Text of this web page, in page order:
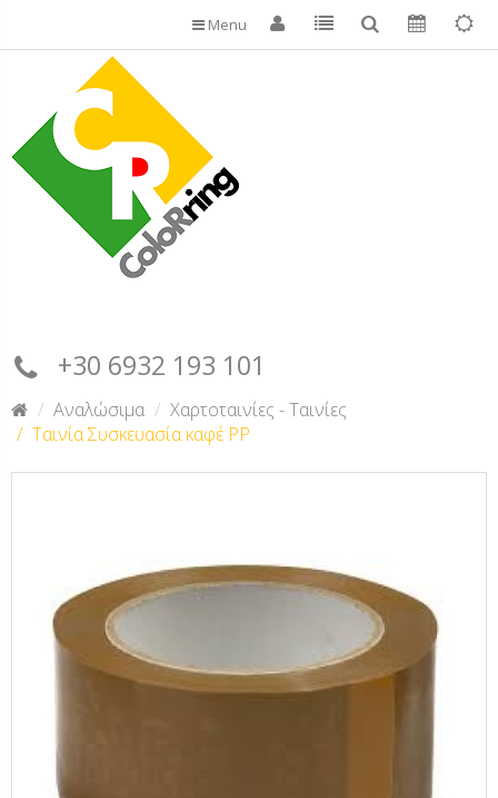
Menu
+30 6932 193 101
Αναλώσιμα
Χαρτοταινίες - Ταινίες
Ταινία Συσκευασία καφέ PP